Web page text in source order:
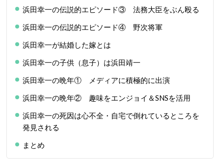
浜田幸一の伝説的エピソード③ 法務大臣をぶん殴る
浜田幸一の伝説的エピソード④ 野次将軍
浜田幸一が結婚した嫁とは
浜田幸一の子供（息子）は浜田靖一
浜田幸一の晩年① メディアに積極的に出演
浜田幸一の晩年② 趣味をエンジョイ＆SNSを活用
浜田幸一の死因は心不全・自宅で倒れているところを
発見される
まとめ